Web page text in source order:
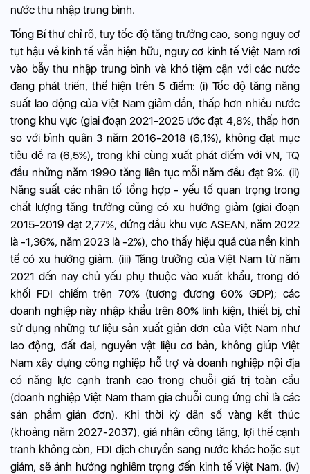
nước thu nhập trung bình.
Tổng Bí thư chỉ rõ, tuy tốc độ tăng trưởng cao, song nguy cơ
tụt hậu về kinh tế vẫn hiện hữu, nguy cơ kinh tế Việt Nam rơi
vào bẫy thu nhập trung bình và khó tiệm cận với các nước
đang phát triển, thể hiện trên 5 điểm: (i) Tốc độ tăng năng
suất lao động của Việt Nam giảm dần, thấp hơn nhiều nước
trong khu vực (giai đoạn 2021-2025 ước đạt 4,8%, thấp hơn
so với bình quân 3 năm 2016-2018 (6,1%), không đạt mục
tiêu đề ra (6,5%), trong khi cùng xuất phát điểm với VN, TQ
đầu những năm 1990 tăng liên tục mỗi năm đều đạt 9%. (ii)
Năng suất các nhân tố tổng hợp - yếu tố quan trọng trong
chất lượng tăng trưởng cũng có xu hướng giảm (giai đoạn
2015-2019 đạt 2,77%, đứng đầu khu vực ASEAN, năm 2022
là -1,36%, năm 2023 là -2%), cho thấy hiệu quả của nền kinh
tế có xu hướng giảm. (iii) Tăng trưởng của Việt Nam từ năm
2021 đến nay chủ yếu phụ thuộc vào xuất khẩu, trong đó
khối FDI chiếm trên 70% (tương đương 60% GDP); các
doanh nghiệp này nhập khẩu trên 80% linh kiện, thiết bị, chỉ
sử dụng những tư liệu sản xuất giản đơn của Việt Nam như
lao động, đất đai, nguyên vật liệu cơ bản, không giúp Việt
Nam xây dựng công nghiệp hỗ trợ và doanh nghiệp nội địa
có năng lực cạnh tranh cao trong chuỗi giá trị toàn cầu
(doanh nghiệp Việt Nam tham gia chuỗi cung ứng chỉ là các
sản phẩm giản đơn). Khi thời kỳ dân số vàng kết thúc
(khoảng năm 2027-2037), giá nhân công tăng, lợi thế cạnh
tranh không còn, FDI dịch chuyển sang nước khác hoặc sụt
giảm, sẽ ảnh hưởng nghiêm trọng đến kinh tế Việt Nam. (iv)